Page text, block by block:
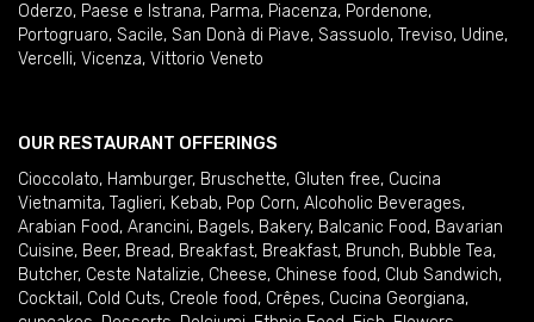
Oderzo, Paese e Istrana, Parma, Piacenza, Pordenone,
Portogruaro, Sacile, San Donà di Piave, Sassuolo, Treviso, Udine,
Vercelli, Vicenza, Vittorio Veneto
OUR RESTAURANT OFFERINGS
Cioccolato, Hamburger, Bruschette, Gluten free, Cucina
Vietnamita, Taglieri, Kebab, Pop Corn, Alcoholic Beverages,
Arabian Food, Arancini, Bagels, Bakery, Balcanic Food, Bavarian
Cuisine, Beer, Bread, Breakfast, Breakfast, Brunch, Bubble Tea,
Butcher, Ceste Natalizie, Cheese, Chinese food, Club Sandwich,
Cocktail , Cold Cuts, Creole food, Crêpes, Cucina Georgiana,